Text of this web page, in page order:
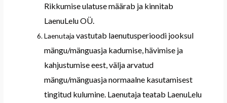
Rikkumise ulatuse määrab ja kinnitab
LaenuLelu OÜ.
Laenutaja vastutab laenutusperioodi jooksul
mängu/mänguasja kadumise, hävimise ja
kahjustumise eest, välja arvatud
mängu/mänguasjanormaalne kasutamisest
tingitud kulumine Laenutaja teatab LaenuLelu